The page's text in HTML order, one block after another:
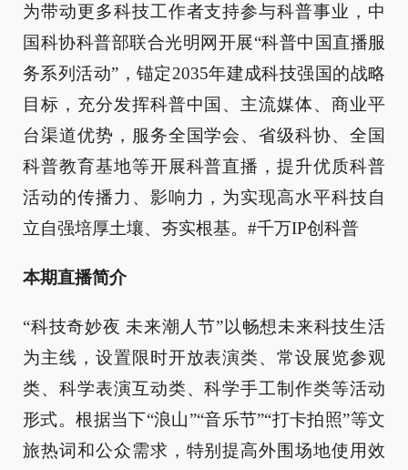
为带动更多科技工作者支持参与科普事业，中
国科协科普部联合光明网开展“科普中国直播服
务系列活动”，锚定2035年建成科技强国的战略
目标，充分发挥科普中国、主流媒体、商业平
台渠道优势，服务全国学会、省级科协、全国
科普教育基地等开展科普直播，提升优质科普
活动的传播力、影响力，为实现高水平科技自
立自强培厚土壤、夯实根基。#千万IP创科普
本期直播简介
“科技奇妙夜 未来潮人节”以畅想未来科技生活
为主线，设置限时开放表演类、常设展览参观
类、科学表演互动类、科学手工制作类等活动
形式。根据当下“浪山”“音乐节”“打卡拍照”等文
旅热词和公众需求，特别提高外围场地使用效